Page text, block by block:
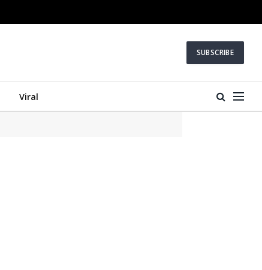
SUBSCRIBE
Viral